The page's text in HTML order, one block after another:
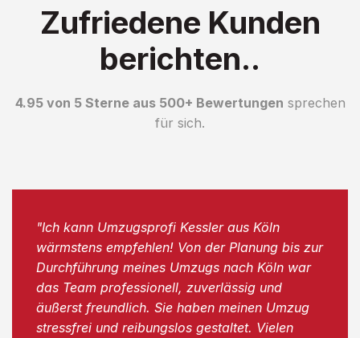
Zufriedene Kunden
berichten..
4.95 von 5 Sterne aus 500+ Bewertungen sprechen
für sich.
"Ich kann Umzugsprofi Kessler aus Köln
wärmstens empfehlen! Von der Planung bis zur
Durchführung meines Umzugs nach Köln war
das Team professionell, zuverlässig und
äußerst freundlich. Sie haben meinen Umzug
stressfrei und reibungslos gestaltet. Vielen